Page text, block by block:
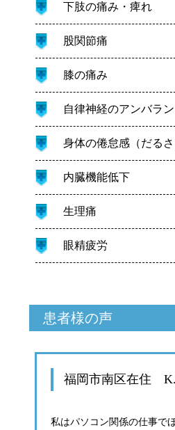
下肢の痛み・痺れ
股関節痛
膝の痛み
自律神経のアンバラ
身体の倦怠感（だるさ
内臓機能低下
生理痛
眼精疲労
患者様の声
福岡市南区在住
私はパソコン関係の仕事で